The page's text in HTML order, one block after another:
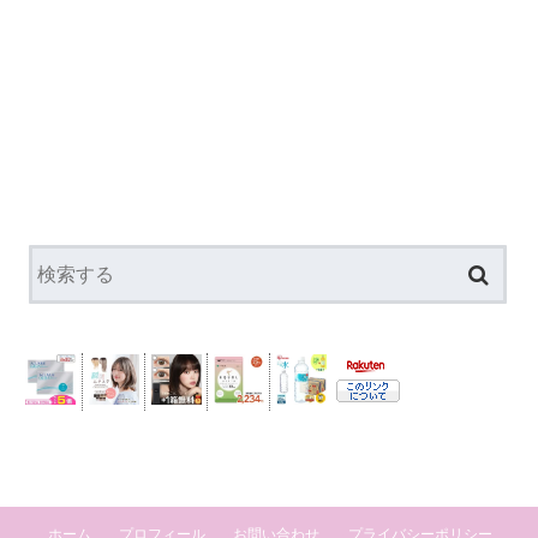
ホーム プロフィール お問い合わせ プライバシーポリシー